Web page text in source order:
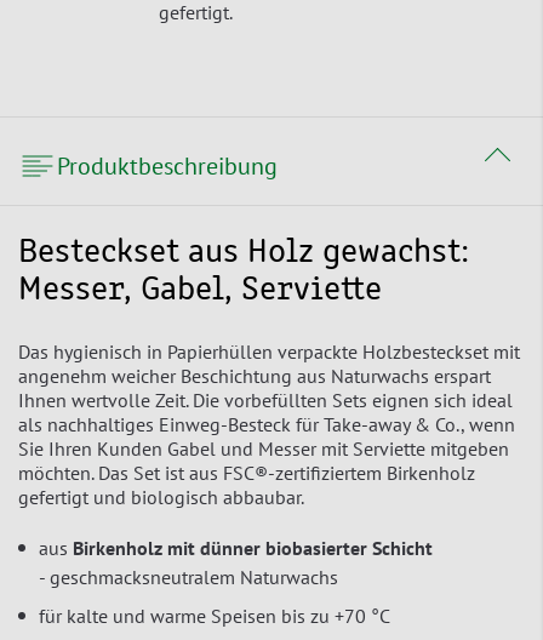
gefertigt.
Produktbeschreibung
Besteckset aus Holz gewachst:
Messer, Gabel, Serviette
Das hygienisch in Papierhüllen verpackte Holzbesteckset mit
angenehm weicher Beschichtung aus Naturwachs erspart
Ihnen wertvolle Zeit. Die vorbefüllten Sets eignen sich ideal
als nachhaltiges Einweg-Besteck für Take-away & Co., wenn
Sie Ihren Kunden Gabel und Messer mit Serviette mitgeben
möchten. Das Set ist aus FSC®-zertifiziertem Birkenholz
gefertigt und biologisch abbaubar.
aus Birkenholz mit dünner biobasierter Schicht
- geschmacksneutralem Naturwachs
für kalte und warme Speisen bis zu +70 °C